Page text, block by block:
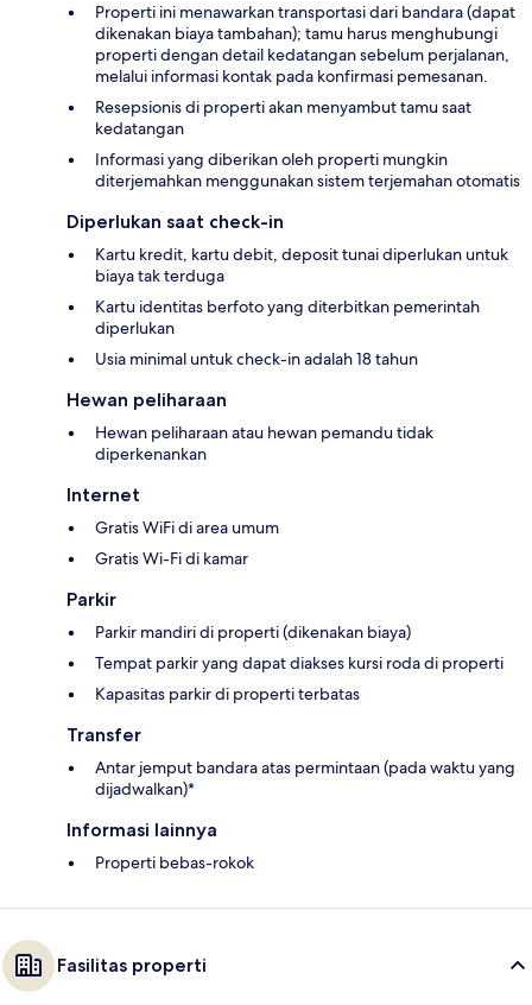
Properti ini menawarkan transportasi dari bandara (dapat
dikenakan biaya tambahan); tamu harus menghubungi
properti dengan detail kedatangan sebelum perjalanan,
melalui informasi kontak pada konfirmasi pemesanan.
Resepsionis di properti akan menyambut tamu saat
kedatangan
Informasi yang diberikan oleh properti mungkin
diterjemahkan menggunakan sistem terjemahan otomatis
Diperlukan saat check-in
Kartu kredit, kartu debit, deposit tunai diperlukan untuk
biaya tak terduga
Kartu identitas berfoto yang diterbitkan pemerintah
diperlukan
Usia minimal untuk check-in adalah 18 tahun
Hewan peliharaan
Hewan peliharaan atau hewan pemandu tidak
diperkenankan
Internet
Gratis WiFi di area umum
Gratis Wi-Fi di kamar
Parkir
Parkir mandiri di properti (dikenakan biaya)
Tempat parkir yang dapat diakses kursi roda di properti
Kapasitas parkir di properti terbatas
Transfer
Antar jemput bandara atas permintaan (pada waktu yang
dijadwalkan)*
Informasi lainnya
Properti bebas-rokok
Fasilitas properti